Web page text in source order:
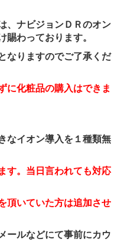
、ナビジョンＤＲのオン
賜わっております。
なりますのでご了承くだ
に化粧品の購入はできま
なイオン導入を１種類無
す。当日言われても対応
頂いていた方は追加させ
ールなどにて事前にカウ